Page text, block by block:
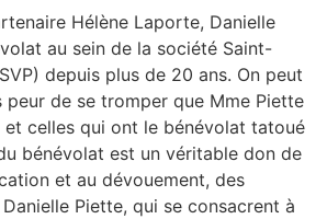
Hélène Laporte, Danielle
au sein de la société Saint-
depuis plus de 20 ans. On peut
de se tromper que Mme Piette
celles qui ont le bénévolat tatoué
bénévolat est un véritable don de
et au dévouement, des
Piette, qui se consacrent à